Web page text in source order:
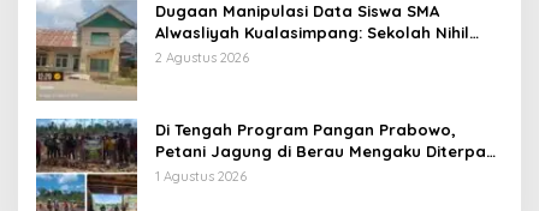
Dugaan Manipulasi Data Siswa SMA
Alwasliyah Kualasimpang: Sekolah Nihil
Murid Tapi Terima Dana BOS & Paket
2 Agustus 2026
Di Tengah Program Pangan Prabowo,
Petani Jagung di Berau Mengaku Diterpa
Tekanan Aparat
1 Agustus 2026